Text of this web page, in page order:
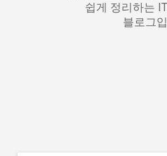
쉽게 정리하는
블로그